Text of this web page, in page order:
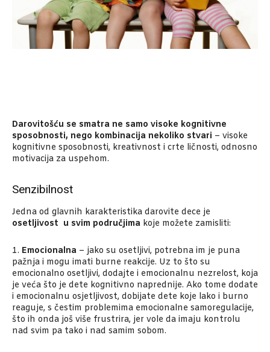
Darovitošću se smatra ne samo visoke kognitivne
sposobnosti, nego kombinacija nekoliko stvari – visoke
kognitivne sposobnosti, kreativnost i crte ličnosti, odnosno
motivacija za uspehom.
Senzibilnost
Jedna od glavnih karakteristika darovite dece je
osetljivost u svim područjima koje možete zamisliti:
1. Emocionalna – jako su osetljivi, potrebna im je puna
pažnja i mogu imati burne reakcije. Uz to što su
emocionalno osetljivi, dodajte i emocionalnu nezrelost, koja
je veća što je dete kognitivno naprednije. Ako tome dodate
i emocionalnu osjetljivost, dobijate dete koje lako i burno
reaguje, s čestim problemima emocionalne samoregulacije,
što ih onda još više frustrira, jer vole da imaju kontrolu
nad svim pa tako i nad samim sobom.